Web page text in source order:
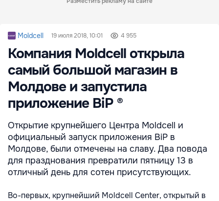
Moldcell 19 июля 2018, 10:01 4 955
Компания Moldcell открыла
самый большой магазин в
Молдове и запустила
приложение BiP ®
Открытие крупнейшего Центра Moldcell и
официальный запуск приложения BiP в
Молдове, были отмечены на славу. Два повода
для празднования превратили пятницу 13 в
отличный день для сотен присутствующих.
Во-первых, крупнейший Moldcell Center, открытый в